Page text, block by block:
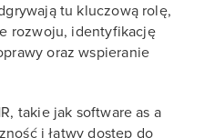
tu kluczową rolę,
rozwoju, identyfikację
oraz wspieranie
takie jak software as a
i łatwy dostęp do